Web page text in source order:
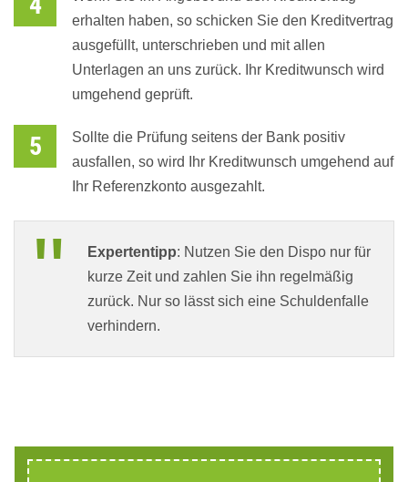
erhalten haben, so schicken Sie den Kreditvertrag
ausgefüllt, unterschrieben und mit allen
Unterlagen an uns zurück. Ihr Kreditwunsch wird
umgehend geprüft.
Sollte die Prüfung seitens der Bank positiv
ausfallen, so wird Ihr Kreditwunsch umgehend auf
Ihr Referenzkonto ausgezahlt.
Expertentipp: Nutzen Sie den Dispo nur für
kurze Zeit und zahlen Sie ihn regelmäßig
zurück. Nur so lässt sich eine Schuldenfalle
verhindern.